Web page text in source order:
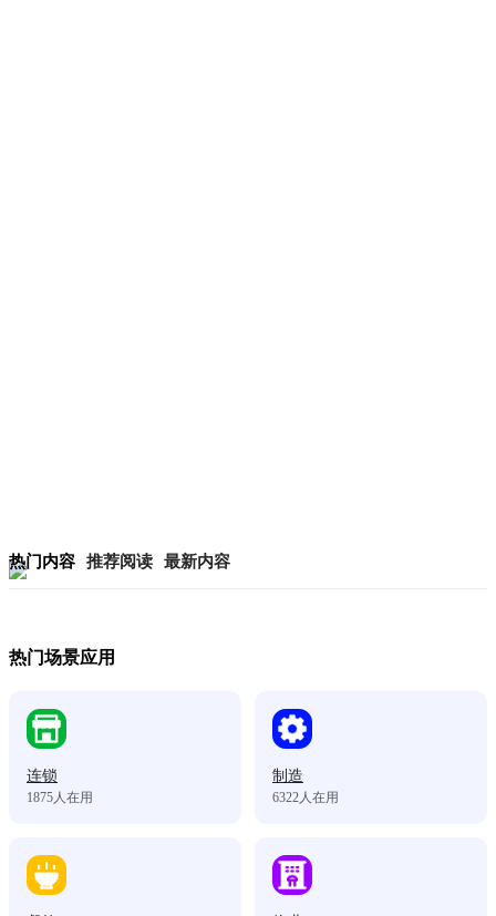
热门内容 推荐阅读 最新内容
热门场景应用
连锁
1875人在用
制造
6322人在用